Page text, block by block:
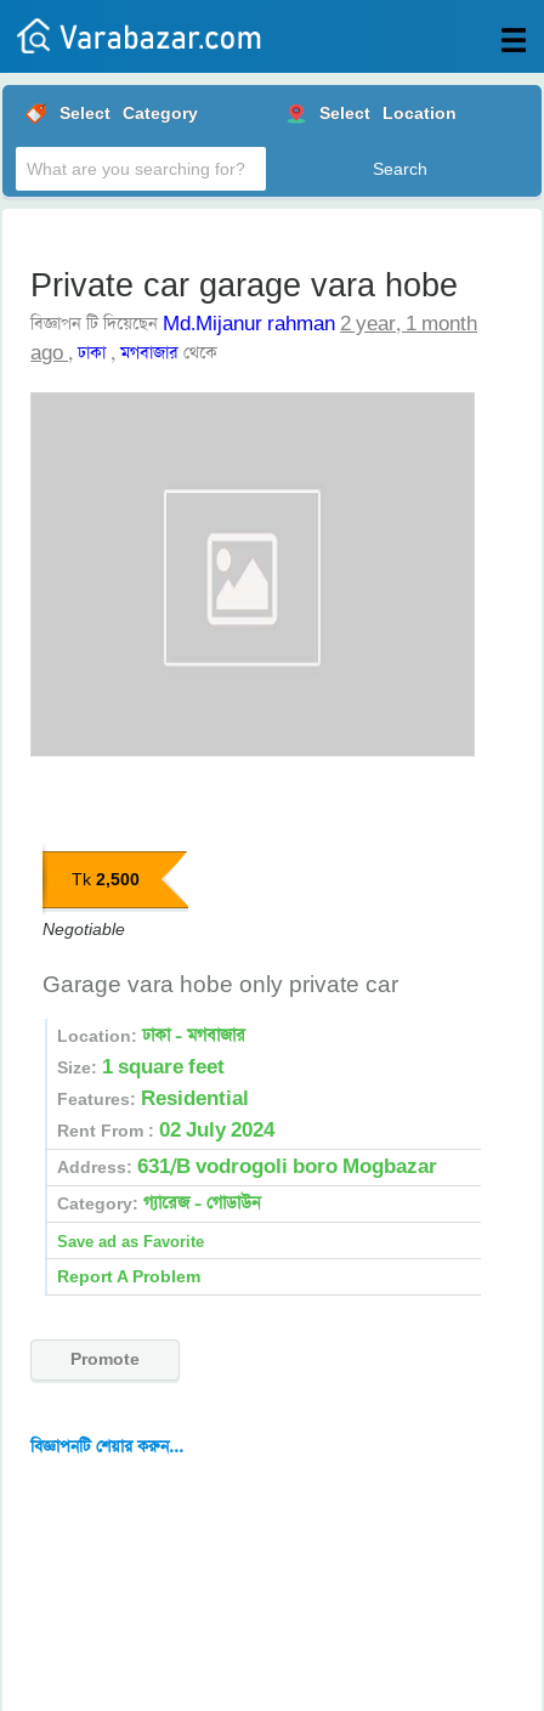
Posts
Login
Select Category Select Location
Private car garage vara hobe
বিজ্ঞাপন টি দিয়েছেন Md.Mijanur rahman 2 year, 1 month
ago ,ঢাকা,মগবাজার থেকে
Tk2,500
Negotiable
Garage vara hobe only private car
Location: ঢাকা - মগবাজার
Size: 1 square feet
Features: Residential
Rent From : 02 July 2024
Address:631/B vodrogoli boro Mogbazar
Category:গ্যারেজ - গোডাউন
Report A Problem
Promote
বিজ্ঞাপনটি শেয়ার করুন...